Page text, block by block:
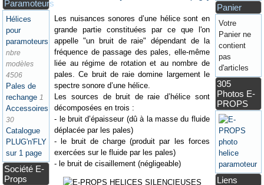
Paramoteurs
Hélices
pour
paramoteurs
nbre
modèles
4506
Pales de
rechange 1
Accessoires
30
Catalogue
PLUG'n'FLY
sur 1 page
Société E-
Props
Les nuisances sonores d’une hélice sont en
grande partie constituées par ce que l'on
appelle "un bruit de raie" dépendant de la
fréquence de passage des pales, elle-même
liée au régime de rotation et au nombre de
pales. Ce bruit de raie domine largement le
spectre sonore d’une hélice.
Les sources de bruit de raie d’hélice sont
décomposées en trois :
- le bruit d’épaisseur (dû à la masse du fluide
déplacée par les pales)
- le bruit de charge (produit par les forces
exercées sur le fluide par les pales)
- le bruit de cisaillement (négligeable)
Panier
Votre
Panier ne
contient
pas
d'articles
305
Photos E-
PROPS
Liens